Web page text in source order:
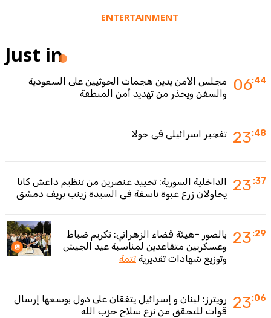
ENTERTAINMENT
Just in
06:44
مجلس الأمن يدين هجمات الحوثيين على السعودية
والسفن ويحذر من تهديد أمن المنطقة
23:48 تفجير اسرائيلي في حولا
23 :37
الداخلية السورية: تحييد عنصرين من تنظيم داعش كانا
يحاولان زرع عبوة ناسفة في السيدة زينب بريف دمشق
23:29
بالصور -هيئة قضاء الزهراني: تكريم ضباط
وعسكريين متقاعدين لمناسبة عيد الجيش
وتوزيع شهادات تقديرية تتمة
23:06
رويترز: لبنان و إسرائيل يتفقان على دول بوسعها إرسال
قوات للتحقق من نزع سلاح حزب الله